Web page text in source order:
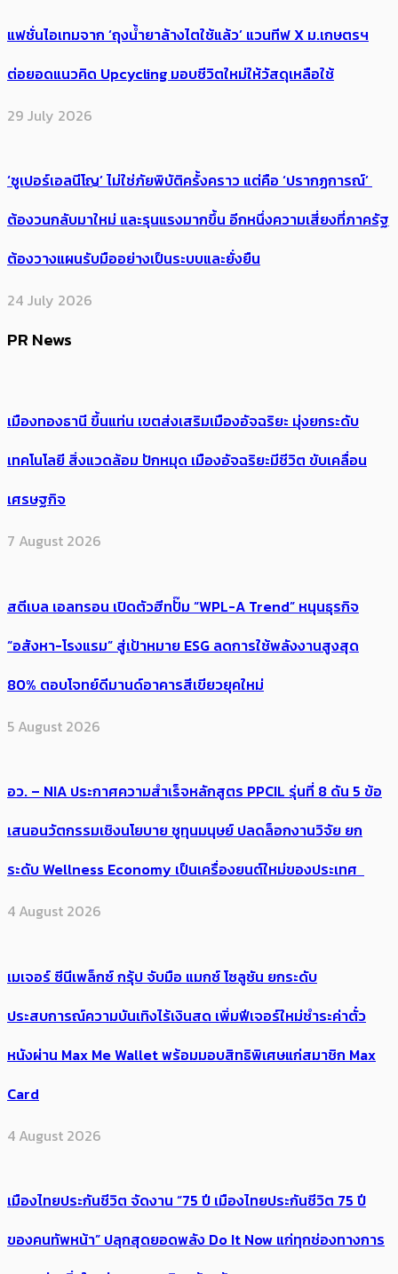
แฟชั่นไอเทมจาก ‘ถุงน้ำยาล้างไตใช้แล้ว’ แวนทีฟ X ม.เกษตรฯ
ต่อยอดแนวคิด Upcycling มอบชีวิตใหม่ให้วัสดุเหลือใช้
29 July 2026
‘ซูเปอร์เอลนีโญ’ ไม่ใช่ภัยพิบัติครั้งคราว แต่คือ ‘ปรากฏการณ์’ ​
ต้อง​วนกลับมาใหม่ และรุนแรงมากขึ้น อีกหนึ่งความเสี่ยงที่ภาครัฐ
ต้องวางแผนรับมืออย่างเป็นระบบและยั่งยืน
24 July 2026
PR News
เมืองทองธานี ขึ้นแท่น เขตส่งเสริมเมืองอัจฉริยะ มุ่งยกระดับ
เทคโนโลยี สิ่งแวดล้อม ปักหมุด เมืองอัจฉริยะมีชีวิต ขับเคลื่อน
เศรษฐกิจ
7 August 2026
สตีเบล เอลทรอน เปิดตัวฮีทปั๊ม “WPL-A Trend” หนุนธุรกิจ
“อสังหา-โรงแรม” สู่เป้าหมาย ESG ลดการใช้พลังงานสูงสุด
80% ตอบโจทย์ดีมานด์อาคารสีเขียวยุคใหม่
5 August 2026
อว. – NIA ประกาศความสำเร็จหลักสูตร PPCIL รุ่นที่ 8 ดัน 5 ข้อ
เสนอนวัตกรรมเชิงนโยบาย ชูทุนมนุษย์ ปลดล็อกงานวิจัย ยก
ระดับ Wellness Economy เป็นเครื่องยนต์ใหม่ของประเทศ
4 August 2026
เมเจอร์ ซีนีเพล็กซ์ กรุ้ป จับมือ แมกซ์ โซลูชัน ยกระดับ
ประสบการณ์ความบันเทิงไร้เงินสด เพิ่มฟีเจอร์ใหม่ชำระค่าตั๋ว
หนังผ่าน Max Me Wallet พร้อมมอบสิทธิพิเศษแก่สมาชิก Max
Card
4 August 2026
เมืองไทยประกันชีวิต จัดงาน “75 ปี เมืองไทยประกันชีวิต 75 ปี
ของคนทัพหน้า” ปลุกสุดยอดพลัง Do It Now แก่ทุกช่องทางการ